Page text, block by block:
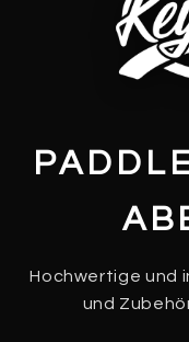
Hochwertige und
und